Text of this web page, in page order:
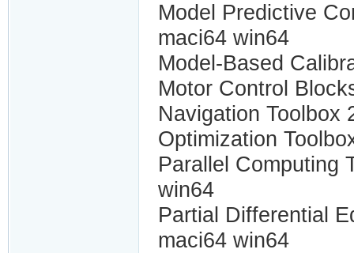
Model Predictive
maci64 win64
Model-Based
Motor Control
Navigation Toolbox
Optimization
Parallel Computing
win64
Partial Differential
maci64 win64